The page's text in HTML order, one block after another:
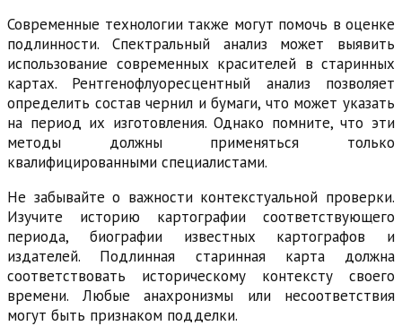
Современные технологии также могут помочь в оценке
подлинности. Спектральный анализ может выявить
использование современных красителей в старинных
картах. Рентгенофлуоресцентный анализ позволяет
определить состав чернил и бумаги, что может указать
на период их изготовления. Однако помните, что эти
методы должны применяться только
квалифицированными специалистами.
Не забывайте о важности контекстуальной проверки.
Изучите историю картографии соответствующего
периода, биографии известных картографов и
издателей. Подлинная старинная карта должна
соответствовать историческому контексту своего
времени. Любые анахронизмы или несоответствия
могут быть признаком подделки.